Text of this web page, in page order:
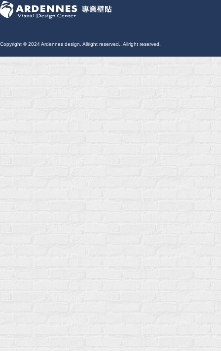
Copyright © 2024 Ardennes design. Allright reserved.. Allright reserved.